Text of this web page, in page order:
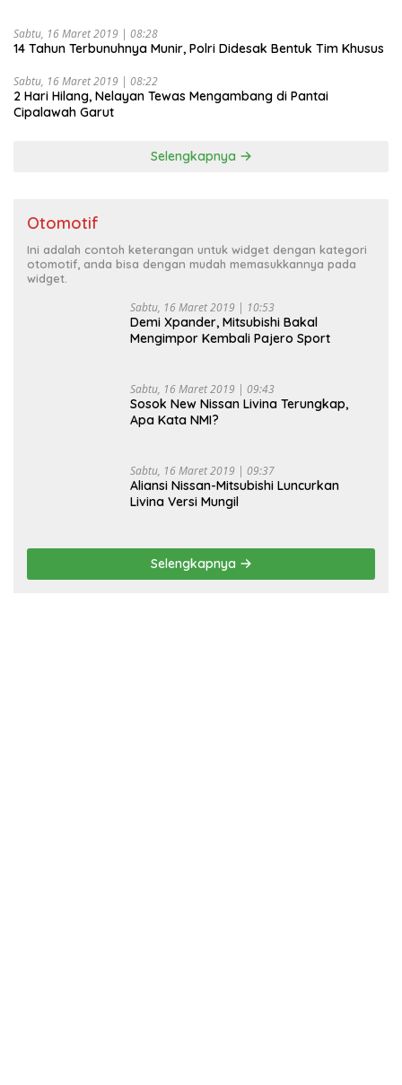
Sabtu, 16 Maret 2019 | 08:28
14 Tahun Terbunuhnya Munir, Polri Didesak Bentuk Tim Khusus
Sabtu, 16 Maret 2019 | 08:22
2 Hari Hilang, Nelayan Tewas Mengambang di Pantai
Cipalawah Garut
Selengkapnya
Otomotif
Ini adalah contoh keterangan untuk widget dengan kategori
otomotif, anda bisa dengan mudah memasukkannya pada
widget.
Sabtu, 16 Maret 2019 | 10:53
Demi Xpander, Mitsubishi Bakal
Mengimpor Kembali Pajero Sport
Sabtu, 16 Maret 2019 | 09:43
Sosok New Nissan Livina Terungkap,
Apa Kata NMI?
Sabtu, 16 Maret 2019 | 09:37
Aliansi Nissan-Mitsubishi Luncurkan
Livina Versi Mungil
Selengkapnya